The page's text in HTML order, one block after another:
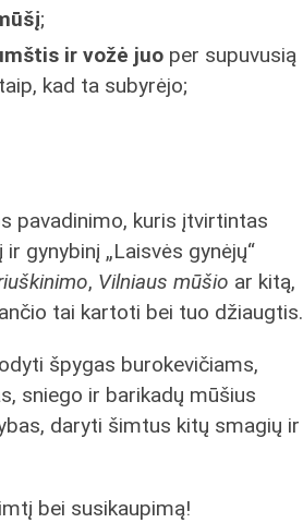
;
ir vožė juo per supuvusią
kad ta subyrėjo;
pavadinimo, kuris įtvirtintas
gynybinį „Laisvės gynėjų“
, Vilniaus mūšio ar kitą,
tai kartoti bei tuo džiaugtis.
špygas burokevičiams,
sniego ir barikadų mūšius
daryti šimtus kitų smagių ir
bei susikaupimą!